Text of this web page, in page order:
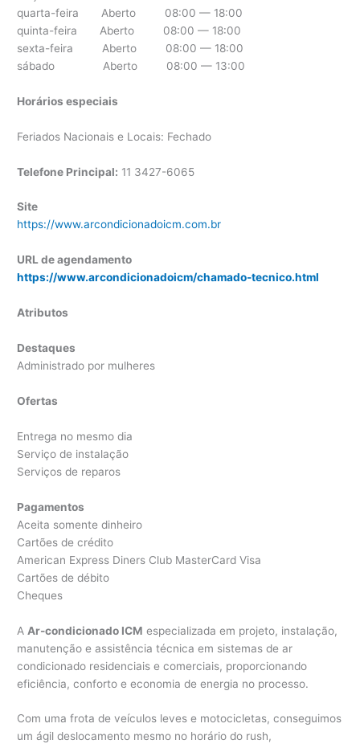
quarta-feira Aberto 08:00 — 18:00
quinta-feira Aberto 08:00 — 18:00
sexta-feira Aberto 08:00 — 18:00
sábado Aberto 08:00 — 13:00
Horários especiais
Feriados Nacionais e Locais: Fechado
Telefone Principal: 11 3427-6065
Site
https://www.arcondicionadoicm.com.br
URL de agendamento
https://www.arcondicionadoicm/chamado-tecnico.html
Atributos
Destaques
Administrado por mulheres
Ofertas
Entrega no mesmo dia
Serviço de instalação
Serviços de reparos
Pagamentos
Aceita somente dinheiro
Cartões de crédito
American Express Diners Club MasterCard Visa
Cartões de débito
Cheques
A Ar-condicionado ICM especializada em projeto, instalação,
manutenção e assistência técnica em sistemas de ar
condicionado residenciais e comerciais, proporcionando
eficiência, conforto e economia de energia no processo.
Com uma frota de veículos leves e motocicletas, conseguimos
um ágil deslocamento mesmo no horário do rush,